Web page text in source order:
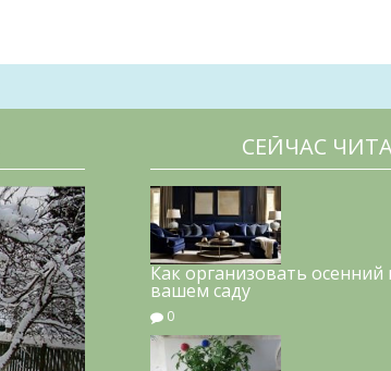
СЕЙЧАС
Как организовать осенний
вашем саду
0